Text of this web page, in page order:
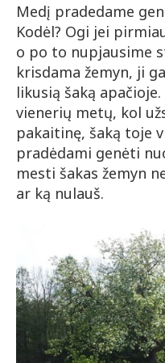
Medį pradedame
Kodėl? Ogi jei
o po to nupjausime
krisdama žemyn, ji
likusią šaką
vienerių metų, kol
pakaitinę, šaką toje
pradėdami genėti
mesti šakas žemyn
ar ką nulauš.